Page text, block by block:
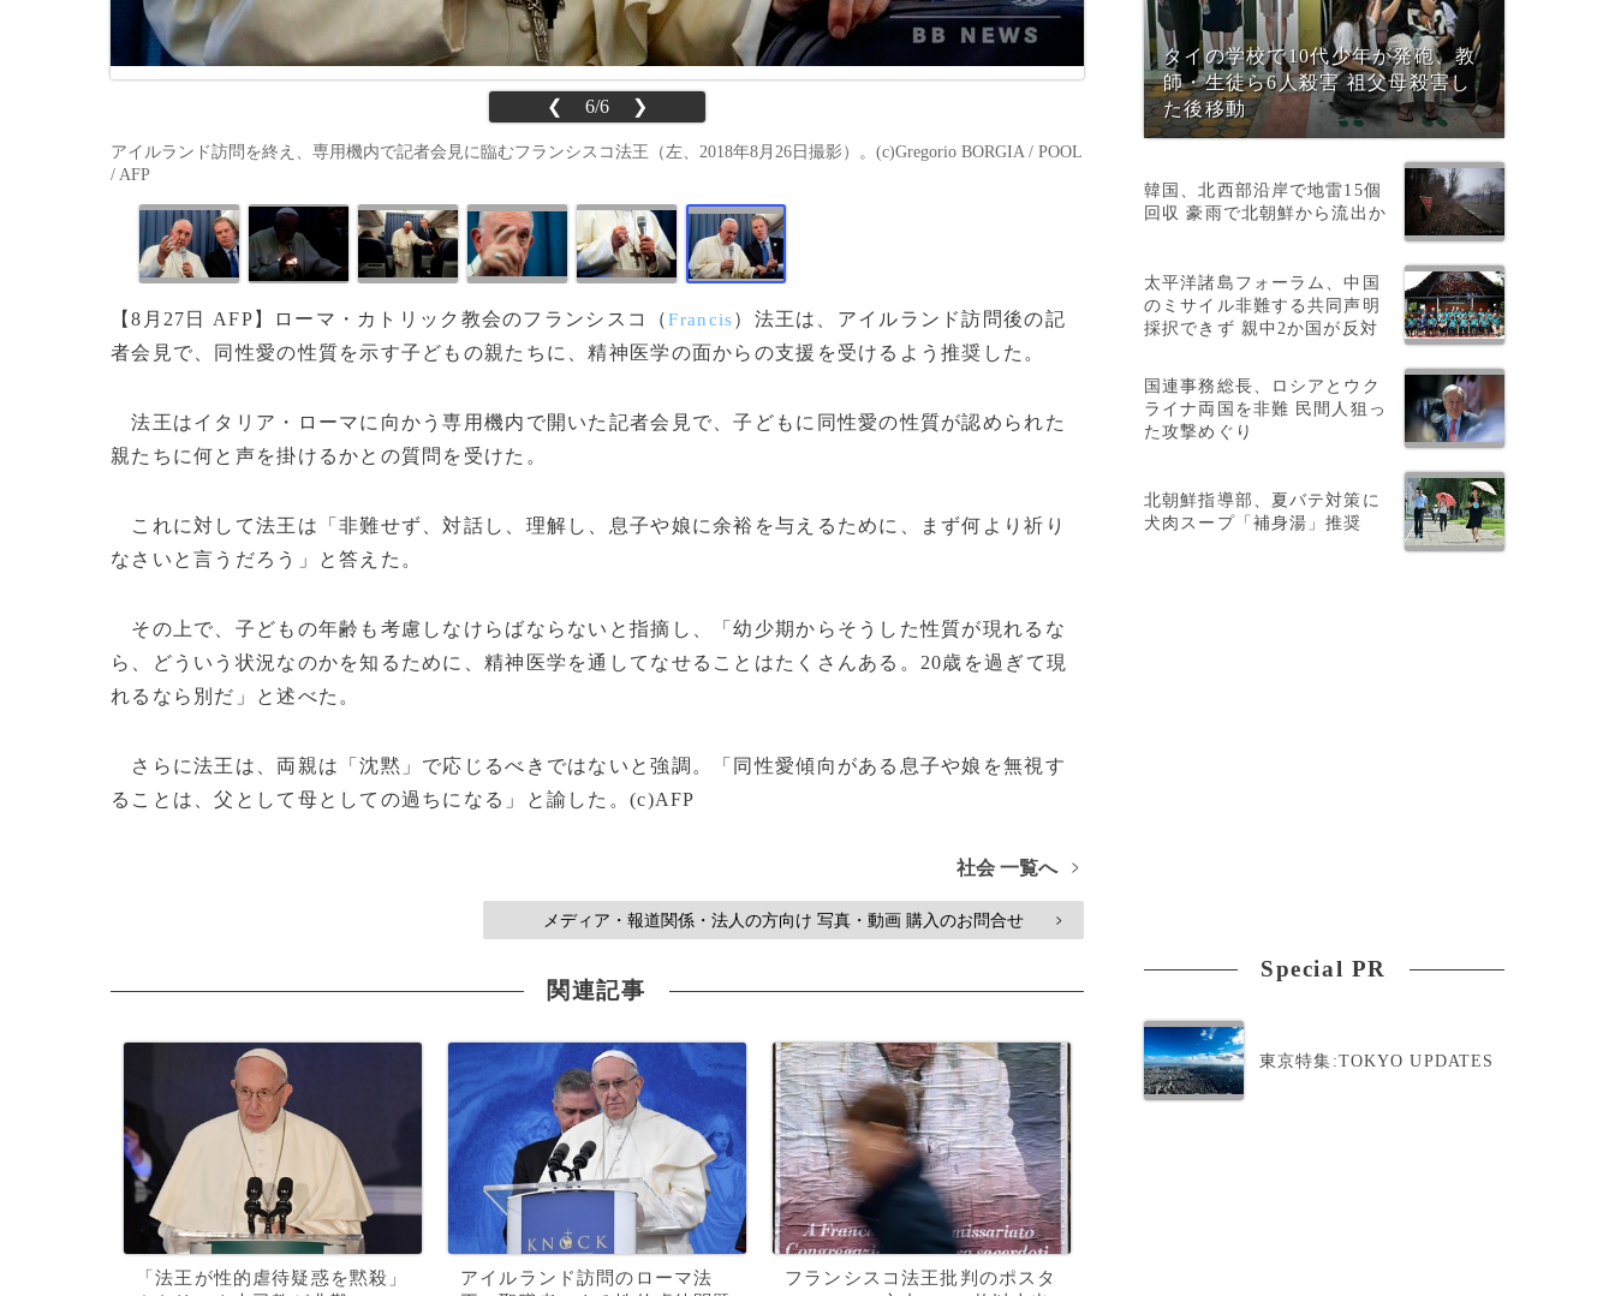
❮ 6/6 ❯
アイルランド訪問を終え、専用機内で記者会見に臨むフランシスコ法王（左、2018年8月26日撮影）。(c)Gregorio BORGIA / POOL
/ AFP
【8月27日 AFP】ローマ・カトリック教会のフランシスコ（Francis）法王は、アイルランド訪問後の記
者会見で、同性愛の性質を示す子どもの親たちに、精神医学の面からの支援を受けるよう推奨した。
法王はイタリア・ローマに向かう専用機内で開いた記者会見で、子どもに同性愛の性質が認められた
親たちに何と声を掛けるかとの質問を受けた。
これに対して法王は「非難せず、対話し、理解し、息子や娘に余裕を与えるために、まず何より祈り
なさいと言うだろう」と答えた。
その上で、子どもの年齢も考慮しなけらばならないと指摘し、「幼少期からそうした性質が現れるな
ら、どういう状況なのかを知るために、精神医学を通してなせることはたくさんある。20歳を過ぎて現
れるなら別だ」と述べた。
さらに法王は、両親は「沈黙」で応じるべきではないと強調。「同性愛傾向がある息子や娘を無視す
ることは、父として母としての過ちになる」と諭した。(c)AFP
社会 一覧へ >
メディア・報道関係・法人の方向け 写真・動画 購入のお問合せ >
関連記事
「法王が性的虐待疑惑を黙殺」
アイルランド訪問のローマ法
フランシスコ法王批判のポスタ
タイの学校で10代少年が発砲、教
師・生徒ら6人殺害 祖父母殺害し
た後移動
韓国、北西部沿岸で地雷15個
回収 豪雨で北朝鮮から流出か
太平洋諸島フォーラム、中国
のミサイル非難する共同声明
採択できず 親中2か国が反対
国連事務総長、ロシアとウク
ライナ両国を非難 民間人狙っ
た攻撃めぐり
北朝鮮指導部、夏バテ対策に
犬肉スープ「補身湯」推奨
Special PR
東京特集:TOKYO UPDATES